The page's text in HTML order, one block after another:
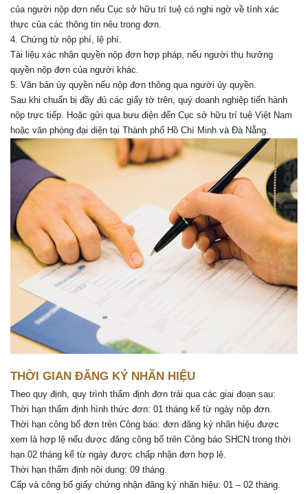
của người nộp đơn nếu Cục sở hữu trí tuệ có nghi ngờ về tính xác
thực của các thông tin nêu trong đơn.
4. Chứng từ nộp phí, lệ phí.
Tài liệu xác nhận quyền nộp đơn hợp pháp, nếu người thụ hưởng
quyền nộp đơn của người khác.
5. Văn bản ủy quyền nếu nộp đơn thông qua người ủy quyền.
Sau khi chuẩn bị đầy đủ các giấy tờ trên, quý doanh nghiệp tiến hành
nộp trực tiếp. Hoặc gửi qua bưu điện đến Cục sở hữu trí tuệ Việt Nam
hoặc văn phòng đại diện tại Thành phố Hồ Chí Minh và Đà Nẵng.
THỜI GIAN ĐĂNG KÝ NHÃN HIỆU
Theo quy định, quy trình thẩm định đơn trải qua các giai đoạn sau:
Thời hạn thẩm định hình thức đơn: 01 tháng kể từ ngày nộp đơn.
Thời hạn công bố đơn trên Công báo: đơn đăng ký nhãn hiệu được
xem là hợp lệ nếu được đăng công bố trên Công báo SHCN trong thời
hạn 02 tháng kể từ ngày được chấp nhận đơn hợp lệ.
Thời hạn thẩm định nội dung: 09 tháng.
Cấp và công bố giấy chứng nhận đăng ký nhãn hiệu: 01 – 02 tháng.